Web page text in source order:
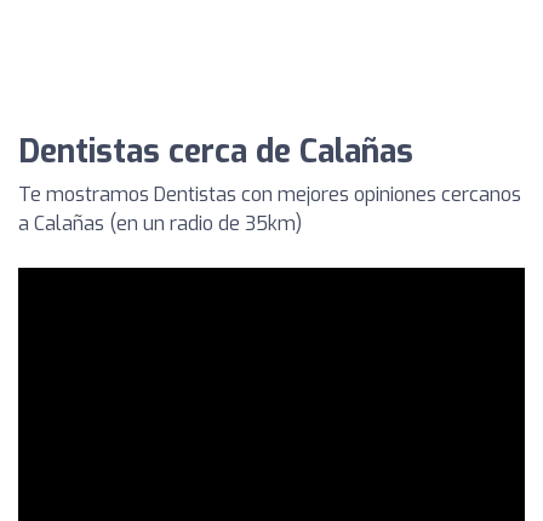
Dentistas cerca de Calañas
Te mostramos Dentistas con mejores opiniones cercanos
a Calañas (en un radio de 35km)